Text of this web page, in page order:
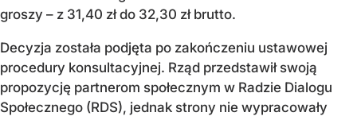
groszy – z 31,40 zł do 32,30 zł brutto.
Decyzja została podjęta po zakończeniu ustawowej
procedury konsultacyjnej. Rząd przedstawił swoją
propozycję partnerom społecznym w Radzie Dialogu
Społecznego (RDS), jednak strony nie wypracowały